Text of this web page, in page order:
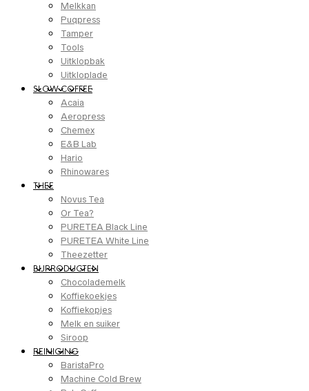
Melkkan
Puqpress
Tamper
Tools
Uitklopbak
Uitkloplade
SLOW COFFEE
Acaia
Aeropress
Chemex
E&B Lab
Hario
Rhinowares
THEE
Novus Tea
Or Tea?
PURETEA Black Line
PURETEA White Line
Theezetter
BIJPRODUCTEN
Chocolademelk
Koffiekoekjes
Koffiekopjes
Melk en suiker
Siroop
REINIGING
BaristaPro
Machine Cold Brew